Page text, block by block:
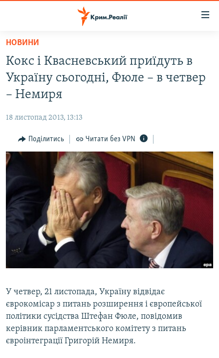
Перейти
основного
матеріалу
Перейти
основної
Перейти
до
пошуку
ВІДЕО ТА ФОТО
БЛОГИ
ПОГЛЯД
ІНТЕРВ'Ю
ВСЕ ЗА ДЕНЬ
СПЕЦПРОЕКТИ
ДЕПОРТАЦІЯ
ВІДЕОУРОКИ «ELIFBE»
СВІДЧЕННЯ ОКУПАЦІЇ
УКРАЇНСЬКА ПРОБЛЕМА КРИМУ
ЯК ОБІЙТИ БЛОКУВАННЯ
Русский
Qırımtatar
Усі сайти RFE/RL
НОВИНИ
Кокс і Квасневський приїдуть в
Україну сьогодні, Фюле – в четвер
– Немиря
18 листопад 2013, 13:13
Поділитись Читати без VPN
У четвер, 21 листопада, Україну відвідає
єврокомісар з питань розширення і європейської
політики сусідства Штефан Фюле, повідомив
керівник парламентського комітету з питань
євроінтеграції Григорій Немиря.